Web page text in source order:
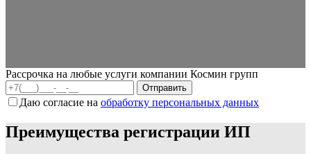
Рассрочка на любые услуги компании Космин групп
Даю согласие на обработку персональных данных
Преимущества регистрации ИП